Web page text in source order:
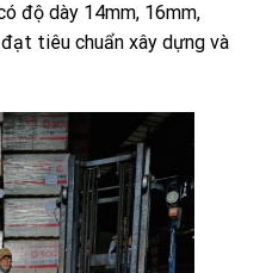
độ dày 14mm, 16mm,
tiêu chuẩn xây dựng và